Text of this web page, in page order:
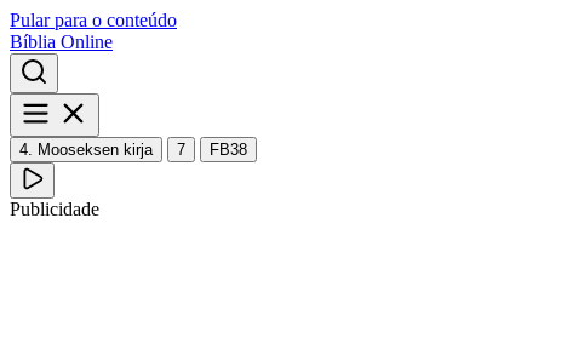
Pular para o conteúdo
Bíblia Online
4. Mooseksen kirja 7 FB38
Publicidade